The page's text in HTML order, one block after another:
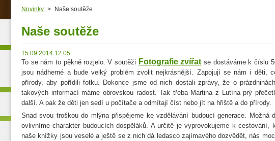
Novinky > Naše soutěže
Naše soutěže
15.09.2014 12:05
To se nám to pěkně rozjelo. V soutěži Fotografie zvířat se dostáváme k číslu
jsou nádherné a bude velký problém zvolit nejkrásnější. Zapojují se nám i děti,
přírody, aby pořídili fotku. Dokonce jsme od nich dostali zprávy, že o
takových informací máme obrovskou radost. Tak třeba Martina z Lutína prý
další. A pak že děti jen sedí u počítače a odmítají číst nebo jít na hřiště a do přírody.
Snad svou troškou do mlýna přispějeme ke vzdělávání budoucí generace. Možná
ovlivníme charakter budoucích dospěláků. A určitě je vyprovokujeme k cestování,
naše knížky jsou veselé a ještě se z nich dá ledasco zajímavého dozvědět, nás